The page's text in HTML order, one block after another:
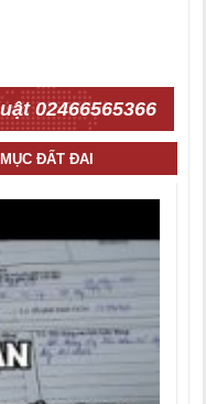
02466565366
ĐẤT ĐAI